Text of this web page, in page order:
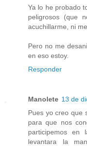
Ya lo he probado
peligrosos (que
acuchillarme, ni
Pero no me
en eso estoy.
Responder
Manolete 13 de
Pues yo creo que
para que nos
participemos en
levantara la